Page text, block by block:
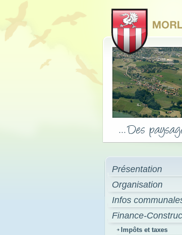
Présentation
Organisation
Infos
Finance-
Impôts et taxes